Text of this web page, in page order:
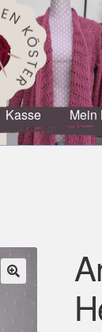
Kasse Mein